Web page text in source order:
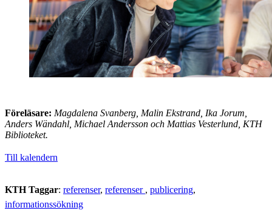
Föreläsare: Magdalena Svanberg, Malin Ekstrand, Ika Jorum,
Anders Wändahl, Michael Andersson och Mattias Vesterlund, KTH
Biblioteket.
Till kalendern
KTH Taggar: referenser referenser
publicering
informationssökning